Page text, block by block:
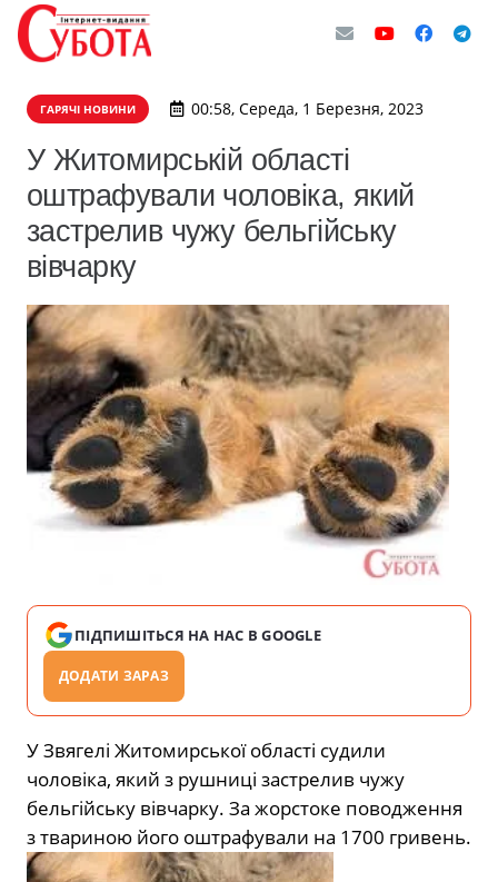
ГАРЯЧІ НОВИНИ 00:58, Середа, 1 Березня, 2023
У Житомирській області
оштрафували чоловіка, який
застрелив чужу бельгійську
вівчарку
ПІДПИШІТЬСЯ НА НАС В GOOGLE
ДОДАТИ ЗАРАЗ
У Звягелі Житомирської області судили
чоловіка, який з рушниці застрелив чужу
бельгійську вівчарку. За жорстоке поводження
з твариною його оштрафували на 1700 гривень.